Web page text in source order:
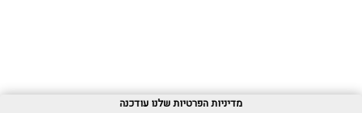
מדיניות הפרטיות שלנו עודכנה